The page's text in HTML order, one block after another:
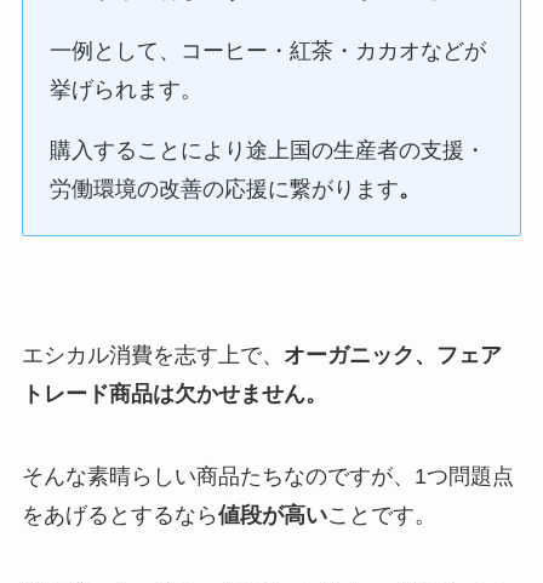
一例として、コーヒー・紅茶・カカオなどが
挙げられます。
購入することにより途上国の生産者の支援・
労働環境の改善の応援に繋がります。
エシカル消費を志す上で、 オーガニック、フェア
トレード商品は欠かせません。
そんな素晴らしい商品たちなのですが、1つ問題点
をあげるとするなら値段が高いことです。